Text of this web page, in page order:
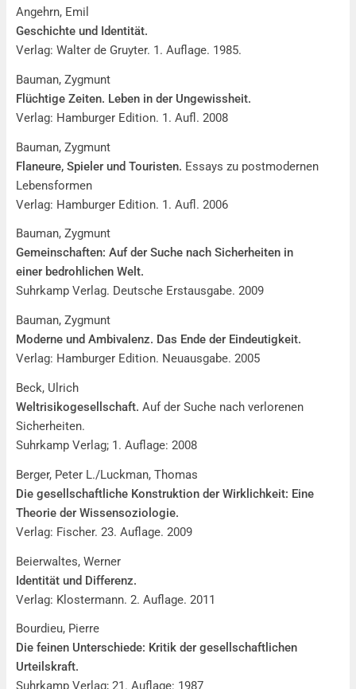
Angehrn, Emil
Geschichte und Identität.
Verlag: Walter de Gruyter. 1. Auflage. 1985.
Bauman, Zygmunt
Flüchtige Zeiten. Leben in der Ungewissheit.
Verlag: Hamburger Edition. 1. Aufl. 2008
Bauman, Zygmunt
Flaneure, Spieler und Touristen. Essays zu postmodernen
Lebensformen
Verlag: Hamburger Edition. 1. Aufl. 2006
Bauman, Zygmunt
Gemeinschaften: Auf der Suche nach Sicherheiten in
einer bedrohlichen Welt.
Suhrkamp Verlag. Deutsche Erstausgabe. 2009
Bauman, Zygmunt
Moderne und Ambivalenz. Das Ende der Eindeutigkeit.
Verlag: Hamburger Edition. Neuausgabe. 2005
Beck, Ulrich
Weltrisikogesellschaft. Auf der Suche nach verlorenen
Sicherheiten.
Suhrkamp Verlag; 1. Auflage: 2008
Berger, Peter L./Luckman, Thomas
Die gesellschaftliche Konstruktion der Wirklichkeit: Eine
Theorie der Wissensoziologie.
Verlag: Fischer. 23. Auflage. 2009
Beierwaltes, Werner
Identität und Differenz.
Verlag: Klostermann. 2. Auflage. 2011
Bourdieu, Pierre
Die feinen Unterschiede: Kritik der gesellschaftlichen
Urteilskraft.
Suhrkamp Verlag; 21. Auflage: 1987